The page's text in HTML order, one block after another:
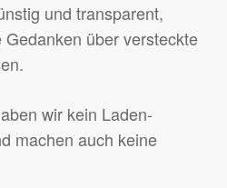
und transparent,
über versteckte
wir kein Laden-
machen auch keine